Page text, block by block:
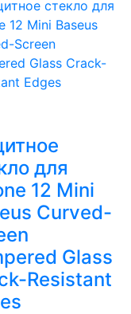
для
12 Mini
Curved-
Glass
Resistant